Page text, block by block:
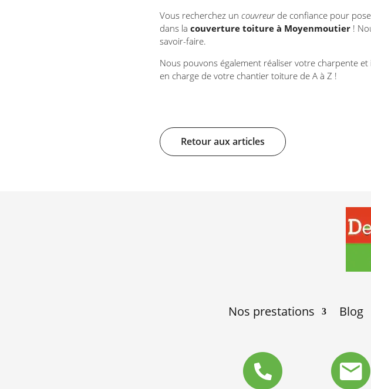
Vous recherchez un couvreur de confiance pour
dans la couverture toiture à Moyenmoutier !
savoir-faire.
Nous pouvons également réaliser votre charpente
en charge de votre chantier toiture de A à Z !
Retour aux articles
Nos prestations Blog